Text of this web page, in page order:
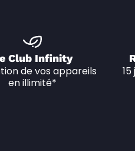
Club Infinity
de vos appareils
en illimité*